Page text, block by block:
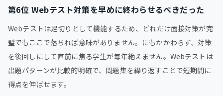
第6位 Webテスト対策を早めに終わらせるべきだった
Webテストは足切りとして機能するため、どれだけ面接対策が完
璧でもここで落ちれば意味がありません。にもかかわらず、対策
を後回しにして直前に焦る学生が毎年絶えません。Webテストは
出題パターンが比較的明確で、問題集を繰り返すことで短期間に
得点を伸ばせます。